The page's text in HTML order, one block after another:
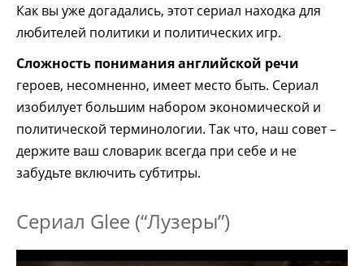
Как вы уже догадались, этот сериал находка для
любителей политики и политических игр.
Сложность понимания английской речи
героев, несомненно, имеет место быть. Сериал
изобилует большим набором экономической и
политической терминологии. Так что, наш совет –
держите ваш словарик всегда при себе и не
забудьте включить субтитры.
Сериал Glee (“Лузеры”)